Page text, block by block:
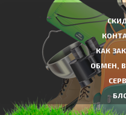
КАК
ОБМЕН,